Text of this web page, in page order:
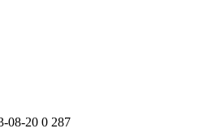
08-20 0 287